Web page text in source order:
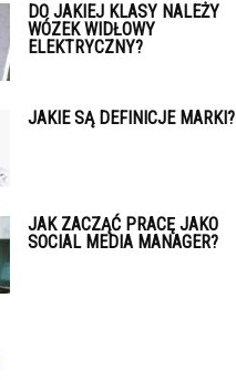
DO JAKIEJ KLASY NALEŻY
WÓZEK WIDŁOWY
ELEKTRYCZNY?
JAKIE SĄ DEFINICJE MARKI?
JAK ZACZĄĆ PRACĘ JAKO
SOCIAL MEDIA MANAGER?